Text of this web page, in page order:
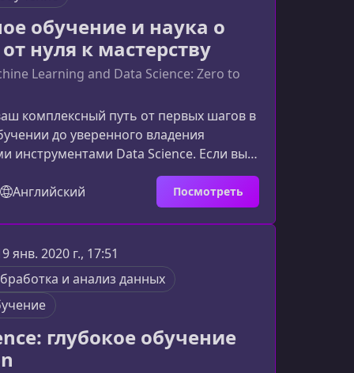
обучение и наука о
нуля к мастерству
Learning and Data Science: Zero to
комплексный путь от первых шагов в
до уверенного владения
инструментами Data Science. Если вы
Python, анализ данных, глубокое
строить реальные проекты, —
создан для вас.Что делает этот курс
сочетает в себе фундаментальные
задания и реальные проекты,
вам подготовиться к работе в
разра
Английский Посмотреть
янв. 2020 г., 17:51
и анализ данных
глубокое обучение